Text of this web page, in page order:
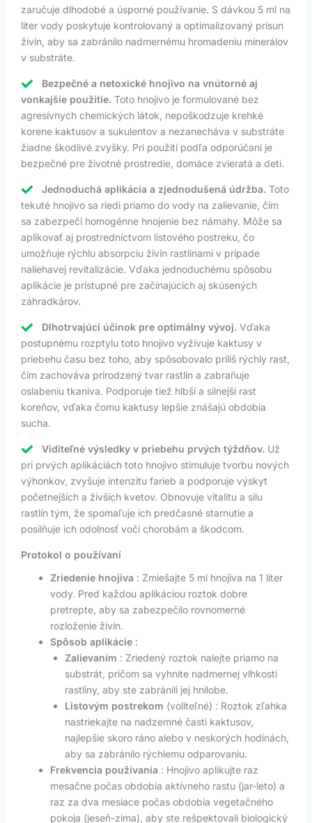
zaručuje dlhodobé a úsporné používanie. S dávkou 5 ml na
liter vody poskytuje kontrolovaný a optimalizovaný prísun
živín, aby sa zabránilo nadmernému hromadeniu minerálov
v substráte.
Bezpečné a netoxické hnojivo na vnútorné aj
vonkajšie použitie. Toto hnojivo je formulované bez
agresívnych chemických látok, nepoškodzuje krehké
korene kaktusov a sukulentov a nezanecháva v substráte
žiadne škodlivé zvyšky. Pri použití podľa odporúčaní je
bezpečné pre životné prostredie, domáce zvieratá a deti.
Jednoduchá aplikácia a zjednodušená údržba. Toto
tekuté hnojivo sa riedi priamo do vody na zalievanie, čím
sa zabezpečí homogénne hnojenie bez námahy. Môže sa
aplikovať aj prostredníctvom listového postreku, čo
umožňuje rýchlu absorpciu živín rastlinami v prípade
naliehavej revitalizácie. Vďaka jednoduchému spôsobu
aplikácie je prístupné pre začínajúcich aj skúsených
záhradkárov.
Dlhotrvajúci účinok pre optimálny vývoj. Vďaka
postupnému rozptylu toto hnojivo vyživuje kaktusy v
priebehu času bez toho, aby spôsobovalo príliš rýchly rast,
čím zachováva prirodzený tvar rastlín a zabraňuje
oslabeniu tkaniva. Podporuje tiež hlbší a silnejší rast
koreňov, vďaka čomu kaktusy lepšie znášajú obdobia
sucha.
Viditeľné výsledky v priebehu prvých týždňov. Už
pri prvých aplikáciách toto hnojivo stimuluje tvorbu nových
výhonkov, zvyšuje intenzitu farieb a podporuje výskyt
početnejších a živších kvetov. Obnovuje vitalitu a silu
rastlín tým, že spomaľuje ich predčasné starnutie a
posilňuje ich odolnosť voči chorobám a škodcom.
Protokol o používaní
Zriedenie hnojiva : Zmiešajte 5 ml hnojiva na 1 liter
vody. Pred každou aplikáciou roztok dobre
pretrepte, aby sa zabezpečilo rovnomerné
rozloženie živín.
Spôsob aplikácie :
Zalievaním : Zriedený roztok nalejte priamo na
substrát, pričom sa vyhnite nadmernej vlhkosti
rastliny, aby ste zabránili jej hnilobe.
Listovým postrekom (voliteľné) : Roztok zľahka
nastriekajte na nadzemné časti kaktusov,
najlepšie skoro ráno alebo v neskorých hodinách,
aby sa zabránilo rýchlemu odparovaniu.
Frekvencia používania : Hnojivo aplikujte raz
mesačne počas obdobia aktívneho rastu (jar-leto) a
raz za dva mesiace počas obdobia vegetačného
pokoja (jeseň-zima), aby ste rešpektovali biologický